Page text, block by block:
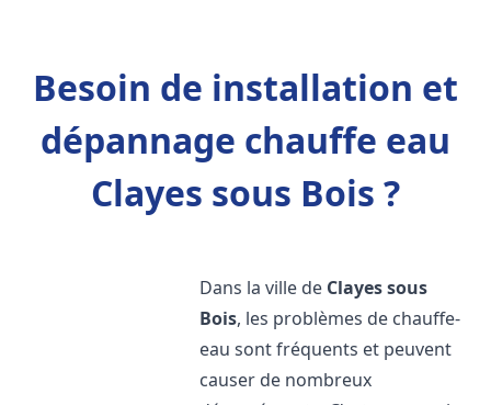
Besoin de installation et
dépannage chauffe eau
Clayes sous Bois ?
Dans la ville de Clayes sous
Bois, les problèmes de chauffe-
eau sont fréquents et peuvent
causer de nombreux